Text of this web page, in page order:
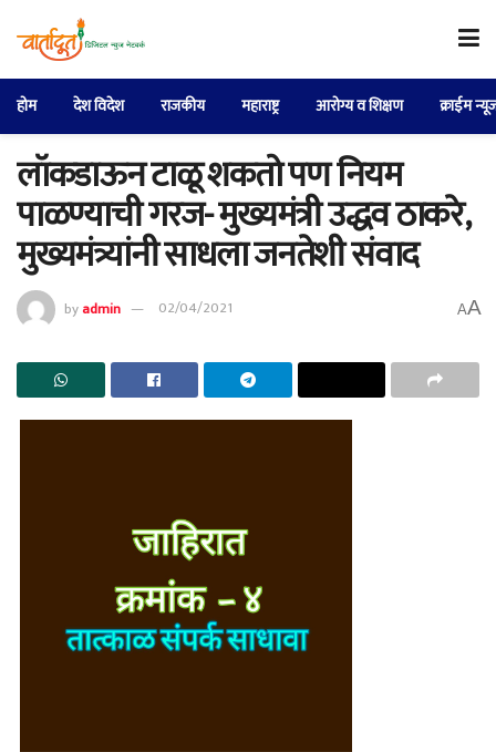
होम देश विदेश राजकीय महाराष्ट्र आरोग्य व शिक्षण क्राईम
लॉकडाऊन टाळू शकतो पण नियम
पाळण्याची गरज- मुख्यमंत्री उद्धव ठाकरे,
मुख्यमंत्र्यांनी साधला जनतेशी संवाद
byadmin 02/04/2021 AA